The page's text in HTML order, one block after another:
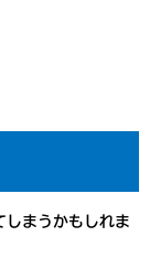
まうかもしれま